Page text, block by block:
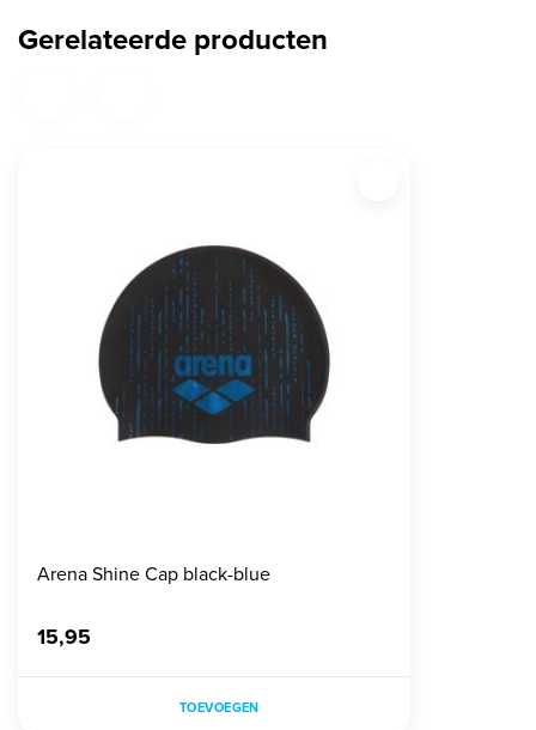
Gerelateerde producten
Arena Shine Cap black-blue
15,95
TOEVOEGEN